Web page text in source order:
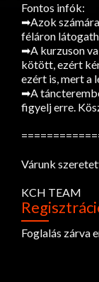
Fontos infók:
➡Azok
féláron
➡A kurzuson
kötött, ezért
ezért is, mert a
➡A
figyelj erre.
Várunk
KCH TEAM
Foglalás zárva